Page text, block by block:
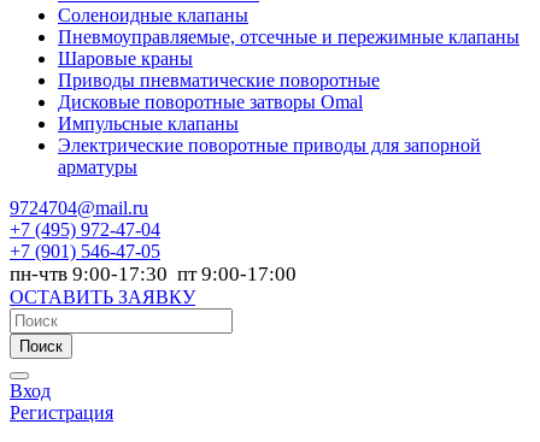
Соленоидные клапаны
Пневмоуправляемые, отсечные и пережимные клапаны
Шаровые краны
Приводы пневматические поворотные
Дисковые поворотные затворы Omal
Импульсные клапаны
Электрические поворотные приводы для запорной
арматуры
9724704@mail.ru
+7 (495) 972-47-04
+7 (901) 546-47-05
пн-чтв 9:00-17:30 пт 9:00-17:00
ОСТАВИТЬ ЗАЯВКУ
Поиск
Вход
Регистрация